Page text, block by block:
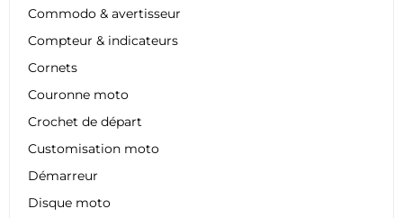
Commodo & avertisseur
Compteur & indicateurs
Cornets
Couronne moto
Crochet de départ
Customisation moto
Démarreur
Disque moto